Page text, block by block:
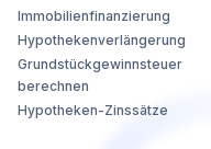
Immobilienfinanzierung
Hypothekenverlängerung
Grundstückgewinnsteuer
berechnen
Hypotheken-Zinssätze